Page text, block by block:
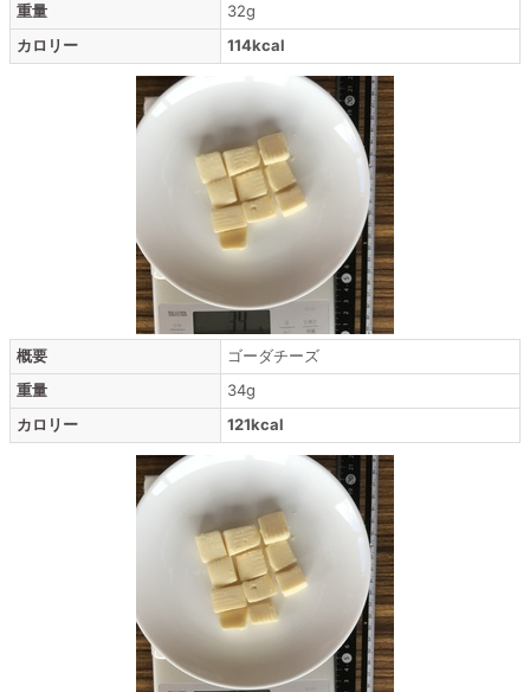
重量
32g
カロリー
114kcal
概要
ゴーダチーズ
重量
34g
カロリー
121kcal